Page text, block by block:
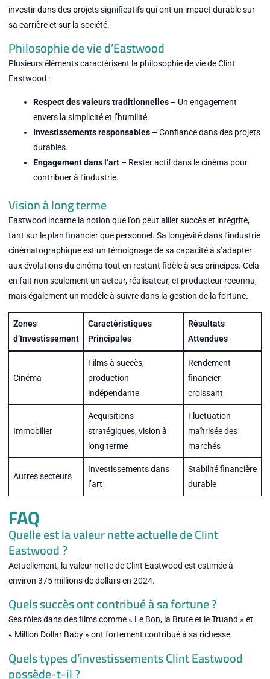
investir dans des projets significatifs qui ont un impact durable sur
sa carrière et sur la société.
Philosophie de vie d’Eastwood
Plusieurs éléments caractérisent la philosophie de vie de Clint
Eastwood :
Respect des valeurs traditionnelles– Un engagement
envers la simplicité et l’humilité.
Investissements responsables– Confiance dans des projets
durables.
Engagement dans l’art– Rester actif dans le cinéma pour
contribuer à l’industrie.
Vision à long terme
Eastwood incarne la notion que l’on peut allier succès et intégrité,
tant sur le plan financier que personnel. Sa longévité dans l’industrie
cinématographique est un témoignage de sa capacité à s’adapter
aux évolutions du cinéma tout en restant fidèle à ses principes. Cela
en fait non seulement un acteur, réalisateur, et producteur reconnu,
mais également un modèle à suivre dans la gestion de la fortune.
Zones
d’Investissement
Caractéristiques
Principales
Résultats
Attendues
Cinéma
Films à succès,
production
indépendante
Rendement
financier
croissant
Immobilier
Acquisitions
stratégiques, vision à
long terme
Fluctuation
maîtrisée des
marchés
Autres secteurs
Investissements dans
l’art
Stabilité financière
durable
FAQ
Quelle est la valeur nette actuelle de Clint
Eastwood ?
Actuellement, la valeur nette de Clint Eastwood est estimée à
environ 375 millions de dollars en 2024.
Quels succès ont contribué à sa fortune ?
Ses rôles dans des films comme « Le Bon, la Brute et le Truand » et
« Million Dollar Baby » ont fortement contribué à sa richesse.
Quels types d’investissements Clint Eastwood
possède-t-il ?